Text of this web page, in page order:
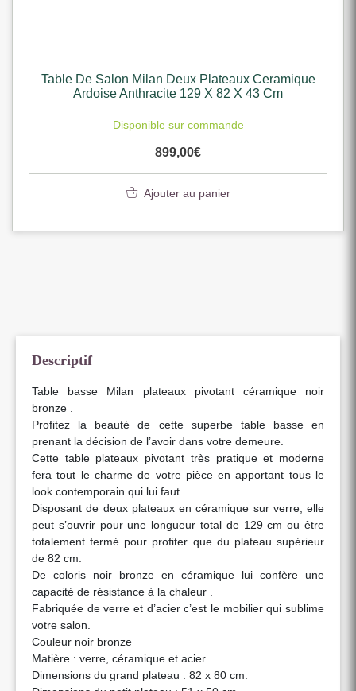
Table De Salon Milan Deux Plateaux Ceramique
Ardoise Anthracite 129 X 82 X 43 Cm
Disponible sur commande
899,00€
Ajouter au panier
Descriptif
Table basse Milan plateaux pivotant céramique noir
bronze .
Profitez la beauté de cette superbe table basse en
prenant la décision de l’avoir dans votre demeure.
Cette table plateaux pivotant très pratique et moderne
fera tout le charme de votre pièce en apportant tous le
look contemporain qui lui faut.
Disposant de deux plateaux en céramique sur verre; elle
peut s’ouvrir pour une longueur total de 129 cm ou être
totalement fermé pour profiter que du plateau supérieur
de 82 cm.
De coloris noir bronze en céramique lui confère une
capacité de résistance à la chaleur .
Fabriquée de verre et d’acier c’est le mobilier qui sublime
votre salon.
Couleur noir bronze
Matière : verre, céramique et acier.
Dimensions du grand plateau : 82 x 80 cm.